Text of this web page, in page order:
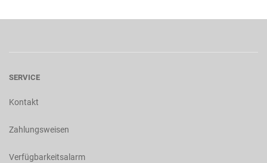
SERVICE
Kontakt
Zahlungsweisen
Verfügbarkeitsalarm